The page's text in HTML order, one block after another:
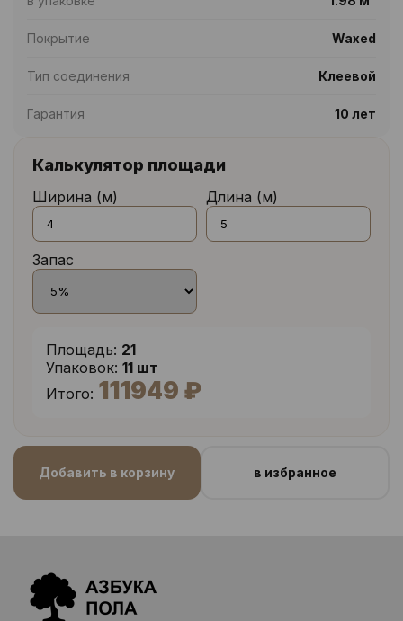
Покрытие Waxed
Тип соединения Клеевой
Гарантия 10 лет
Калькулятор площади
Ширина (м) Длина (м)
Запас
Площадь: 21
Упаковок: 11 шт
Итого: 111949 ₽
Добавить в корзину в избранное